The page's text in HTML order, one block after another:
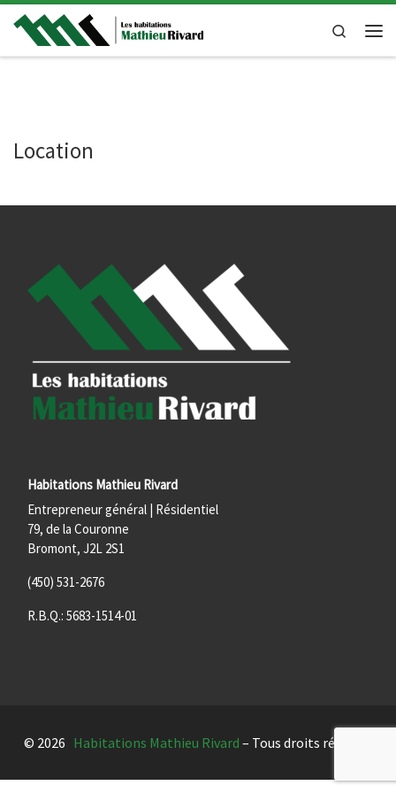
Skip to content
Search
Location
Habitations Mathieu Rivard
Entrepreneur général | Résidentiel
79, de la Couronne
Bromont, J2L 2S1
(450) 531-2676
R.B.Q.: 5683-1514-01
© 2026 Habitations Mathieu Rivard – Tous droits réservés